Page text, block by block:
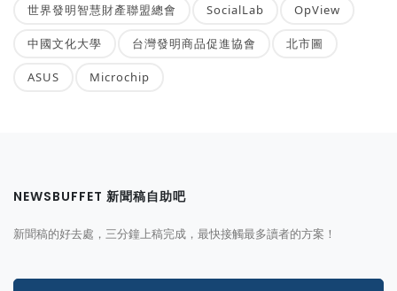
世界發明智慧財產聯盟總會 SocialLab OpView
中國文化大學 台灣發明商品促進協會 北市圖
ASUS Microchip
NEWSBUFFET 新聞稿自助吧
新聞稿的好去處，三分鐘上稿完成，最快接觸最多讀者的方案！